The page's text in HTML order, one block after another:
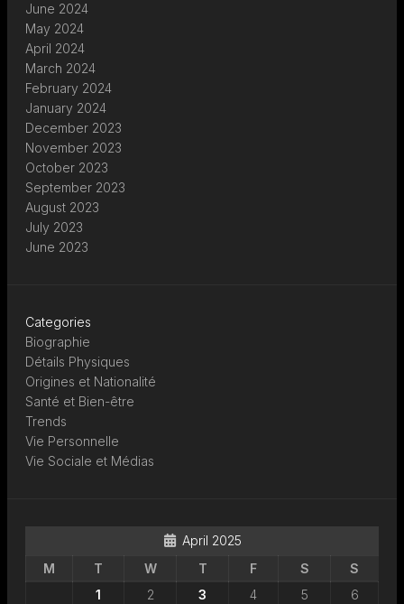
June 2024
May 2024
April 2024
March 2024
February 2024
January 2024
December 2023
November 2023
October 2023
September 2023
August 2023
July 2023
June 2023
Categories
Biographie
Détails Physiques
Origines et Nationalité
Santé et Bien-être
Trends
Vie Personnelle
Vie Sociale et Médias
April 2025
M
T W T F S
S
1
2 3 4 5
6